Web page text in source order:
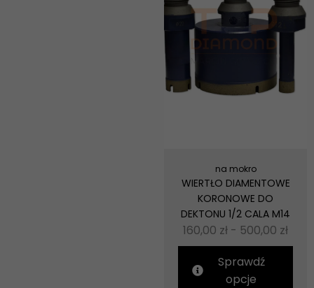
na mokro
WIERTŁO DIAMENTOWE
KORONOWE DO
DEKTONU 1/2 CALA M14
160,00 zł - 500,00 zł
Sprawdź
opcje